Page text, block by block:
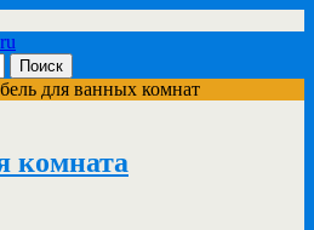
для ванных комнат
комната